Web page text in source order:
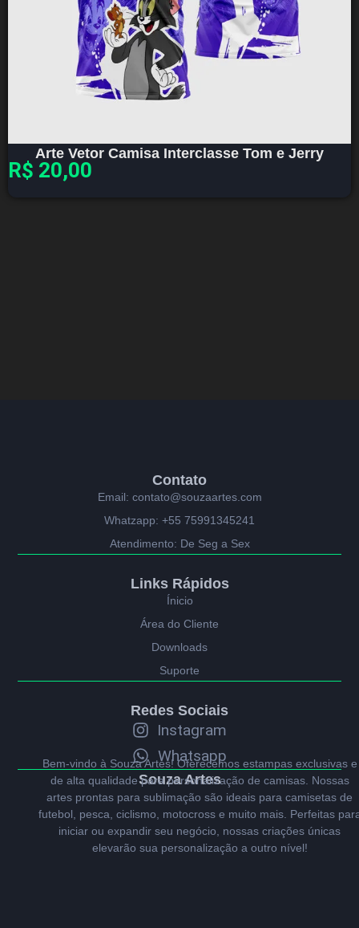
Arte Vetor Camisa Interclasse Tom e Jerry
R$ 20,00
Souza Artes
Bem-vindo à Souza Artes! Oferecemos estampas exclusivas e
de alta qualidade para personalização de camisas. Nossas
artes prontas para sublimação são ideais para camisetas de
futebol, pesca, ciclismo, motocross e muito mais. Perfeitas
iniciar ou expandir seu negócio, nossas criações únicas
elevarão sua personalização a outro nível!
Contato
Email: contato@souzaartes.com
Whatzapp: +55 75991345241
Atendimento: De Seg a Sex
Redes Sociais
Instagram
Whatsapp
Links Rápidos
Ínicio
Área do Cliente
Downloads
Suporte